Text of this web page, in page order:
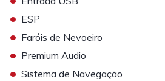
• ESP
• Faróis de Nevoeiro
• Premium Audio
• Sistema de Navegação